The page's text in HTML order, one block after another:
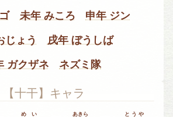
未年 みころ 申年 ジン
じょう 戌年 ぼうしば
ガクザネ ネズミ隊
【十干】キャラ
めい あきら とうや